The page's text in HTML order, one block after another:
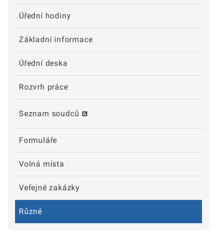
Úřední hodiny
Základní informace
Úřední deska
Rozvrh práce
Seznam soudců
Formuláře
Volná místa
Veřejné zakázky
Různé